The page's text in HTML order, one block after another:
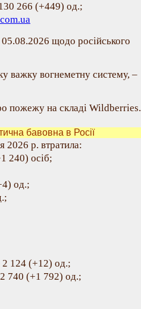
130 266 (+449) од.;
щодо російського
важку вогнеметну систему, –
пожежу на складі Wildberries.
бавовна в Росії
2026 р. втратила:
240) осіб;
од.;
2 124 (+12) од.;
740 (+1 792) од.;